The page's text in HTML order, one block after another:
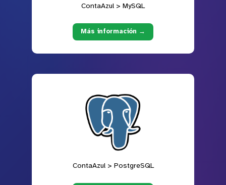
ContaAzul > MySQL
Más información →
ContaAzul > PostgreSQL